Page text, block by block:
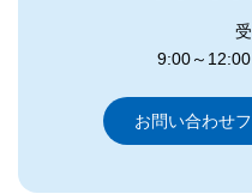
9:00～
お問い合わせ